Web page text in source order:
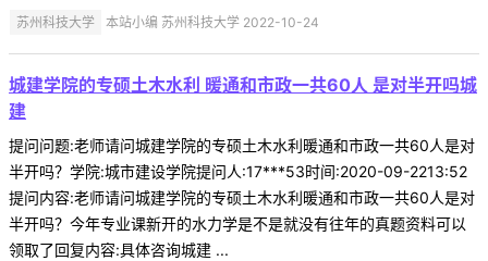
苏州科技大学 本站小编 苏州科技大学 2022-10-24
城建学院的专硕土木水利 暖通和市政一共60人 是对半开吗城
建
提问问题:老师请问城建学院的专硕土木水利暖通和市政一共60人是对
半开吗？学院:城市建设学院提问人:17***53时间:2020-09-2213:52
提问内容:老师请问城建学院的专硕土木水利暖通和市政一共60人是对
半开吗？今年专业课新开的水力学是不是就没有往年的真题资料可以
领取了回复内容:具体咨询城建 ...